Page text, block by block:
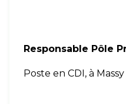
Responsable Pôle
Poste en CDI, à Massy